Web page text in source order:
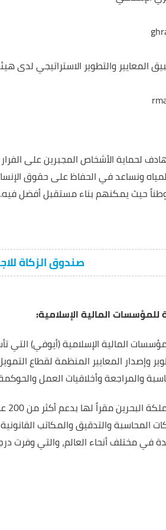
المعايير والتطوير الاستراتيجي لدى
لحماية الأشخاص المجبرين على
ونساعد في الحفاظ على حقوق
حيث يمكنهم بناء مستقبل أفضل
صندوق الزكاة
المالية الإسلامية:
والمراجعة وأخلاقيات العمل
في مختلف أنحاء العالم، والتي